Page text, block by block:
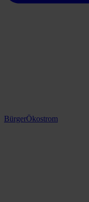
BürgerÖkostrom